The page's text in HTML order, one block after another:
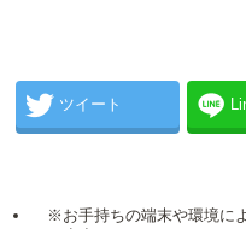
ツイート
※お手持ちの端末や環境に